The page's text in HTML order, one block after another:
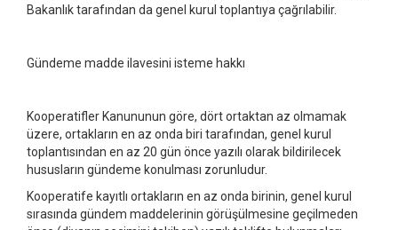
Bakanlık tarafından da genel kurul toplantıya çağrılabilir.
Gündeme madde ilavesini isteme hakkı
Kooperatifler Kanununun göre, dört ortaktan az olmamak
üzere, ortakların en az onda biri tarafından, genel kurul
toplantısından en az 20 gün önce yazılı olarak bildirilecek
hususların gündeme konulması zorunludur.
Kooperatife kayıtlı ortakların en az onda birinin, genel kurul
sırasında gündem maddelerinin görüşülmesine geçilmeden